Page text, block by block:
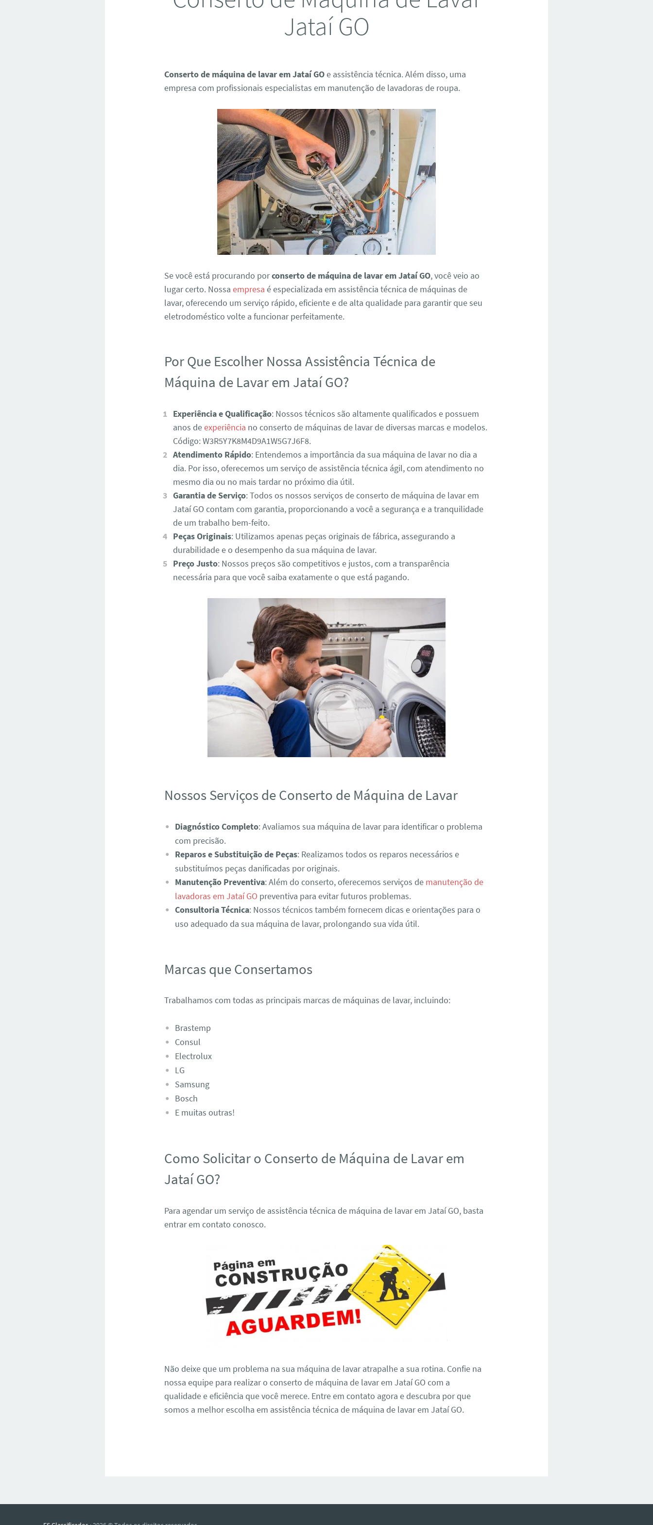
Jataí GO
Conserto de máquina de lavar em Jataí GOe assistência técnica. Além disso, uma
empresa com profissionais especialistas em manutenção de lavadoras de roupa.
Se você está procurando porconserto de máquina de lavar em Jataí GO, você veio ao
lugar certo. Nossaempresa é especializada em assistência técnica de máquinas de
lavar, oferecendo um serviço rápido, eficiente e de alta qualidade para garantir que seu
eletrodoméstico volte a funcionar perfeitamente.
Por Que Escolher Nossa Assistência Técnica de
Máquina de Lavar em Jataí GO?
Experiência e Qualificação: Nossos técnicos são altamente qualificados e possuem
anos deexperiência no conserto de máquinas de lavar de diversas marcas e modelos.
Código: W3R5Y7K8M4D9A1W5G7J6F8.
Atendimento Rápido: Entendemos a importância da sua máquina de lavar no dia a
dia. Por isso, oferecemos um serviço de assistência técnica ágil, com atendimento no
mesmo dia ou no mais tardar no próximo dia útil.
Garantia de Serviço: Todos os nossos serviços de conserto de máquina de lavar em
Jataí GO contam com garantia, proporcionando a você a segurança e a tranquilidade
de um trabalho bem-feito.
Peças Originais: Utilizamos apenas peças originais de fábrica, assegurando a
durabilidade e o desempenho da sua máquina de lavar.
Preço Justo: Nossos preços são competitivos e justos, com a transparência
necessária para que você saiba exatamente o que está pagando.
Nossos Serviços de Conserto de Máquina de Lavar
Diagnóstico Completo: Avaliamos sua máquina de lavar para identificar o problema
com precisão.
Reparos e Substituição de Peças: Realizamos todos os reparos necessários e
substituímos peças danificadas por originais.
Manutenção Preventiva: Além do conserto, oferecemos serviços de manutenção de
lavadoras em Jataí GO preventiva para evitar futuros problemas.
Consultoria Técnica: Nossos técnicos também fornecem dicas e orientações para o
uso adequado da sua máquina de lavar, prolongando sua vida útil.
Marcas que Consertamos
Trabalhamos com todas as principais marcas de máquinas de lavar, incluindo:
Brastemp
Consul
Electrolux
LG
Samsung
Bosch
E muitas outras!
Como Solicitar o Conserto de Máquina de Lavar em
Jataí GO?
Para agendar um serviço de assistência técnica de máquina de lavar em Jataí GO, basta
entrar em contato conosco.
Não deixe que um problema na sua máquina de lavar atrapalhe a sua rotina. Confie na
nossa equipe para realizar o conserto de máquina de lavar em Jataí GO com a
qualidade e eficiência que você merece. Entre em contato agora e descubra por que
somos a melhor escolha em assistência técnica de máquina de lavar em Jataí GO.